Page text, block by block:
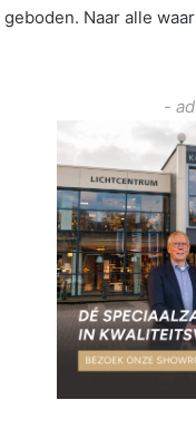
Naar alle
-